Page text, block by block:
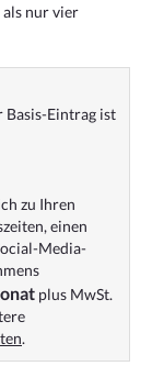
nur vier
Basis-Eintrag ist
zu Ihren
einen
Media-
plus MwSt.
.